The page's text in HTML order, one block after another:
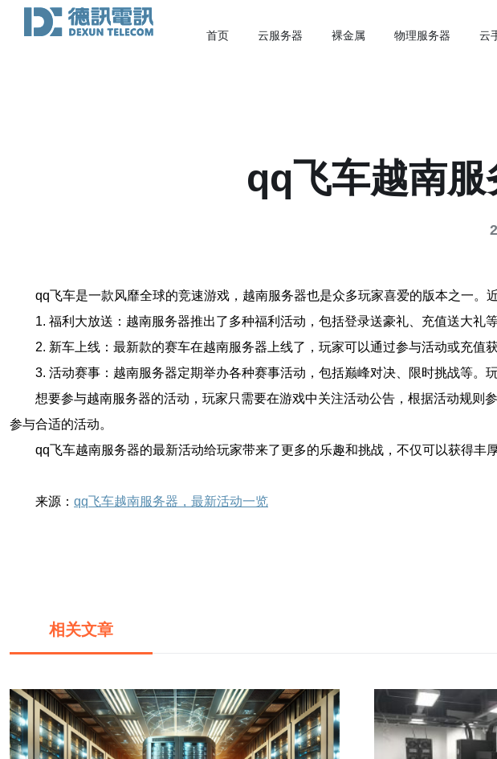
首页 云服务器 裸金属 物理服务器 云
qq飞车越南
qq飞车是一款风靡全球的竞速游戏，越南服务器也是众多玩家喜爱的版本之一。
1. 福利大放送：越南服务器推出了多种福利活动，包括登录送豪礼、充值送大礼
2. 新车上线：最新款的赛车在越南服务器上线了，玩家可以通过参与活动或充值
3. 活动赛事：越南服务器定期举办各种赛事活动，包括巅峰对决、限时挑战等。
想要参与越南服务器的活动，玩家只需要在游戏中关注活动公告，根据活动规
参与合适的活动。
qq飞车越南服务器的最新活动给玩家带来了更多的乐趣和挑战，不仅可以获得丰
来源： qq飞车越南服务器，最新活动一览
相关文章